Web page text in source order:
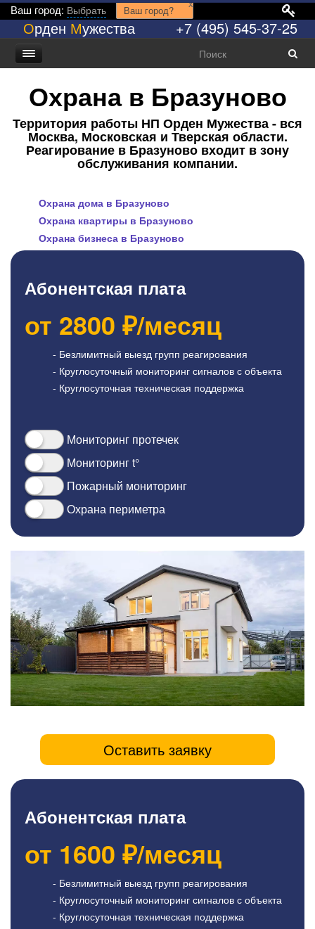
Ваш город: Выбрать Ваш город?
x
Орден Мужества +7 (495) 545-37-25
Охрана в Бразуново
Территория работы НП Орден Мужества - вся
Москва, Московская и Тверская области.
Реагирование в Бразуново входит в зону
обслуживания компании.
Охрана дома в Бразуново
Охрана квартиры в Бразуново
Охрана бизнеса в Бразуново
Абонентская плата
от 2800 ₽/месяц
- Безлимитный выезд групп реагирования
- Круглосуточный мониторинг сигналов с объекта
- Круглосуточная техническая поддержка
Мониторинг протечек
Мониторинг t°
Пожарный мониторинг
Охрана периметра
Оставить заявку
Абонентская плата
от 1600 ₽/месяц
- Безлимитный выезд групп реагирования
- Круглосуточный мониторинг сигналов с объекта
- Круглосуточная техническая поддержка